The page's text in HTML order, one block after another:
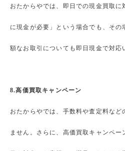
おたからやでは、即日での現金買取
に現金が必要」という場合でも、そ
額なお取引についても即日現金で対応
8.高価買取キャンペーン
おたからやでは、手数料や査定料など
ません。さらに、高価買取キャンペ